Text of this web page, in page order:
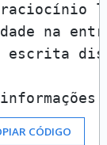
na
CÓDIGO